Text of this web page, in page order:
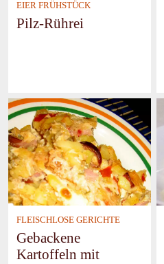
EIER FRÜHSTÜCK
Pilz-Rührei
FLEISCHLOSE GERICHTE
Gebackene
Kartoffeln mit